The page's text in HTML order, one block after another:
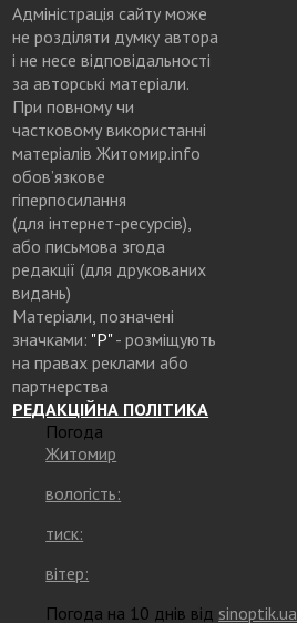
Адміністрація сайту може
не розділяти думку автора
і не несе відповідальності
за авторські матеріали.
При повному чи
частковому використанні
матеріалів Житомир.info
обов’язкове
гіперпосилання
(для інтернет-ресурсів),
або письмова згода
редакції (для друкованих
видань)
Матеріали, позначені
значками: "Р"- розміщують
на правах реклами або
партнерства
РЕДАКЦІЙНА ПОЛІТИКА
Погода
Житомир
вологість:
тиск:
вітер:
Погода на 10 днів від sinoptik.ua